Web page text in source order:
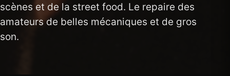
scènes et de la street food. Le repaire des
amateurs de belles mécaniques et de gros
son.